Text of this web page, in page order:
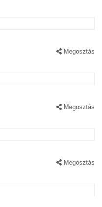
Megosztás
Megosztás
Megosztás